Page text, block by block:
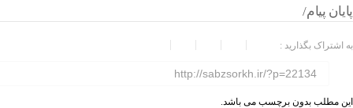
پایان پیام/
به اشتراک بگذارید :
http://sabzsorkh.ir/?p=22134
این مطلب بدون برچسب می باشد.